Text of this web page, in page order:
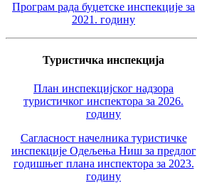
Програм рада буџетске инспекције за
2021. годину
Туристичка инспекција
План инспекцијског надзора
туристичког инспектора за 2026.
годину
Сагласност начелника туристичке
инспекције Одељења Ниш за предлог
годишњег плана инспектора за 2023.
годину